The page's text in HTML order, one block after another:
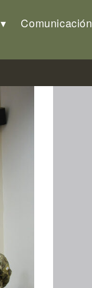
Comunicación